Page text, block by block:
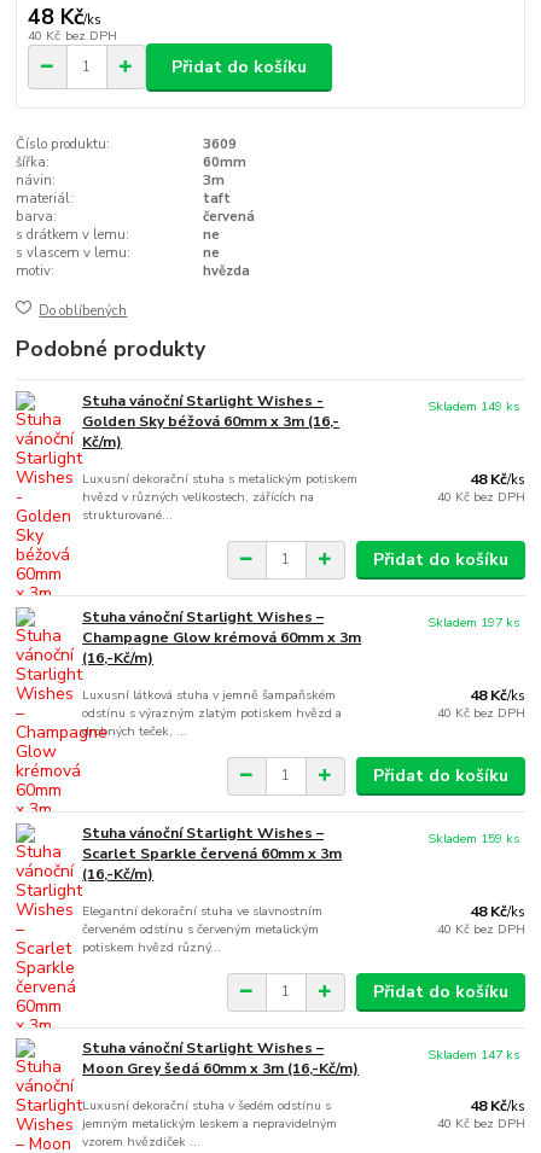
48 Kč/ks
40 Kč bez DPH
Přidat do košíku
Číslo produktu:
3609
šířka:
60mm
návin:
3m
materiál:
taft
barva:
červená
s drátkem v lemu:
ne
s vlascem v lemu:
ne
motiv:
hvězda
Do oblíbených
Podobné produkty
Stuha vánoční Starlight Wishes -
Golden Sky béžová 60mm x 3m (16,-
Kč/m)
Luxusní dekorační stuha s metalickým potiskem
hvězd v různých velikostech, zářících na
strukturované...
48 Kč/ks
40 Kč bez DPH
Skladem 149 ks
Přidat do košíku
Stuha vánoční Starlight Wishes –
Champagne Glow krémová 60mm x 3m
(16,-Kč/m)
Luxusní látková stuha v jemně šampaňském
odstínu s výrazným zlatým potiskem hvězd a
drobných teček, ...
48 Kč/ks
40 Kč bez DPH
Skladem 197 ks
Přidat do košíku
Stuha vánoční Starlight Wishes –
Scarlet Sparkle červená 60mm x 3m
(16,-Kč/m)
Elegantní dekorační stuha ve slavnostním
červeném odstínu s červeným metalickým
potiskem hvězd různý...
48 Kč/ks
40 Kč bez DPH
Skladem 159 ks
Přidat do košíku
Stuha vánoční Starlight Wishes –
Moon Grey šedá 60mm x 3m (16,-Kč/m)
Luxusní dekorační stuha v šedém odstínu s
jemným metalickým leskem a nepravidelným
vzorem hvězdiček ...
48 Kč/ks
40 Kč bez DPH
Skladem 147 ks